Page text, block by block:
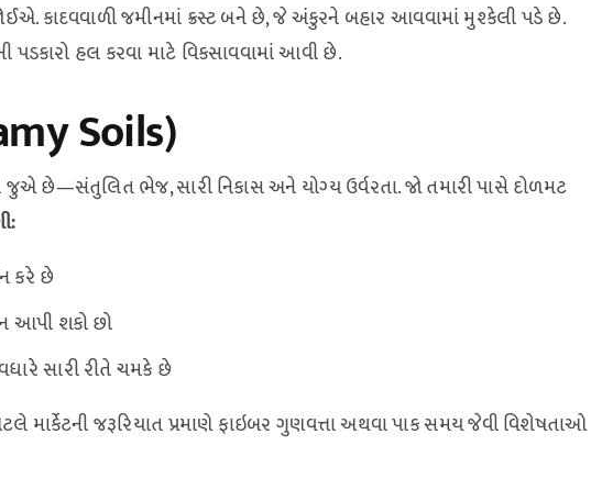
કાદવવાળી જમીનમાં ક્રસ્ટ બને છે, જે અંકુરને બહાર આવવામાં મુશ્કેલી પડે છે.
હલ કરવા માટે વિકસાવવામાં આવી છે.
Soils)
છે—સંતુલિત ભેજ, સારી નિકાસ અને યોગ્ય ઉર્વરતા. જો તમારી પાસે દોળમટ
કરે છે
આપી શકો છો
સારી રીતે ચમકે છે
જરૂરિયાત પ્રમાણે ફાઇબર ગુણવત્તા અથવા પાક સમય જેવી વિશેષતાઓ